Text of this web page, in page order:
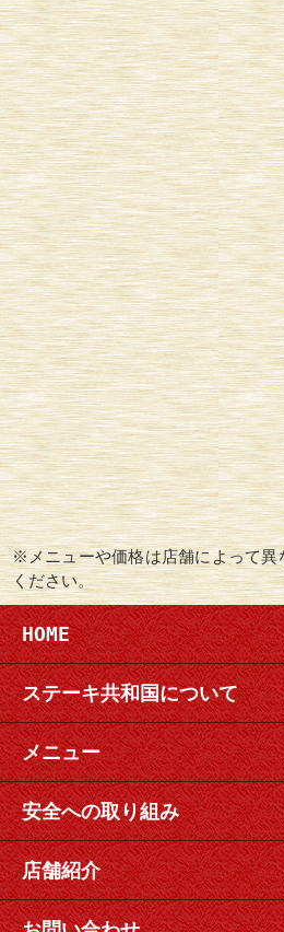
※メニューや価格は店舗によって異
ください。
HOME
ステーキ共和国について
メニュー
安全への取り組み
店舗紹介